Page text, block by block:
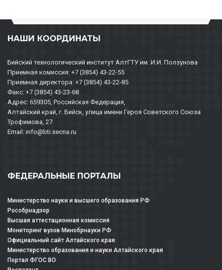
НАШИ КООРДИНАТЫ
Бийский технологический институт АлтГТУ им. И.И. Ползунова
Приемная комиссия: +7 (3854) 43-22-55
Приемная директора: +7 (3854) 43-22-85
Факс: +7 (3854) 43-23-68
Адрес: 659305, Российская Федерация,
Алтайский край, г. Бийск, улица имени Героя Советского Союза
Трофимова, 27
Email: info@bti.secna.ru
ФЕДЕРАЛЬНЫЕ ПОРТАЛЫ
Министерство науки и высшего образования РФ
Рособрнадзор
Высшая аттестационная комиссия
Мониторинг вузов Минобрнауки РФ
Официальный сайт Алтайского края
Министерство образования и науки Алтайского края
Портал ФГОС ВО